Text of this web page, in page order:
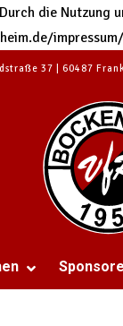
die
37 | 60487